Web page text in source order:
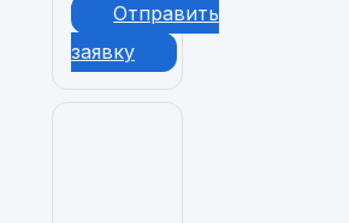
Отправить
заявку